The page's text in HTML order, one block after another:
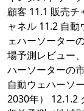
顧客 11.1 販売チ
ャネル 11.2 自
ェハーソーター
場予測レビュー
ハーソーターの
自動ウェハーソ
2030年） 12.1.2